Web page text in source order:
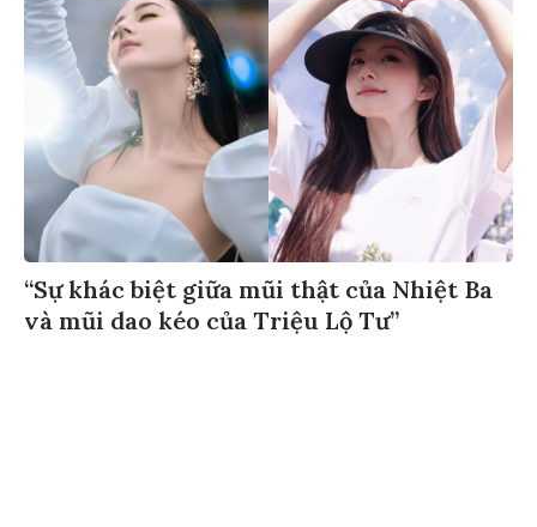
“Sự khác biệt giữa mũi thật của Nhiệt Ba
và mũi dao kéo của Triệu Lộ Tư”